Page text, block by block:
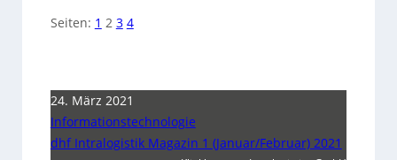
Seiten: 1 2 3 4
24. März 2021
Informationstechnologie
dhf Intralogistik Magazin 1 (Januar/Februar) 2021